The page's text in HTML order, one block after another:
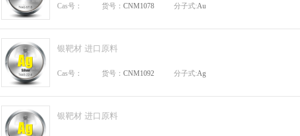
Cas号： 货号： CNM1078 分子式:Au
银靶材 进口原料
Cas号： 货号： CNM1092 分子式:Ag
银靶材 进口原料